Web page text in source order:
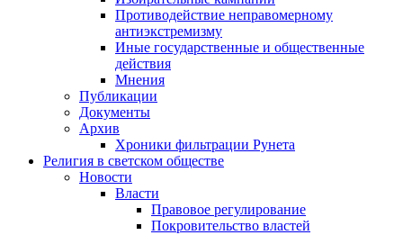
Противодействие неправомерному
антиэкстремизму
Иные государственные и общественные
действия
Мнения
Публикации
Документы
Архив
Хроники фильтрации Рунета
Религия в светском обществе
Новости
Власти
Правовое регулирование
Покровительство властей